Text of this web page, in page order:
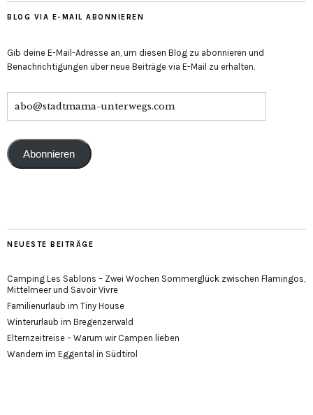
BLOG VIA E-MAIL ABONNIEREN
Gib deine E-Mail-Adresse an, um diesen Blog zu abonnieren und
Benachrichtigungen über neue Beiträge via E-Mail zu erhalten.
Abonnieren
NEUESTE BEITRÄGE
Camping Les Sablons – Zwei Wochen Sommerglück zwischen Flamingos,
Mittelmeer und Savoir Vivre
Familienurlaub im Tiny House
Winterurlaub im Bregenzerwald
Elternzeitreise – Warum wir Campen lieben
Wandern im Eggental in Südtirol